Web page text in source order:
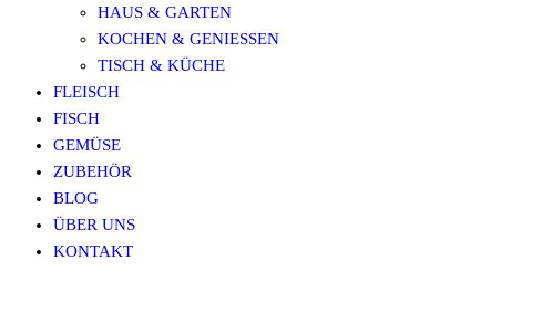
HAUS & GARTEN
KOCHEN & GENIESSEN
TISCH & KÜCHE
FLEISCH
FISCH
GEMÜSE
ZUBEHÖR
BLOG
ÜBER UNS
KONTAKT